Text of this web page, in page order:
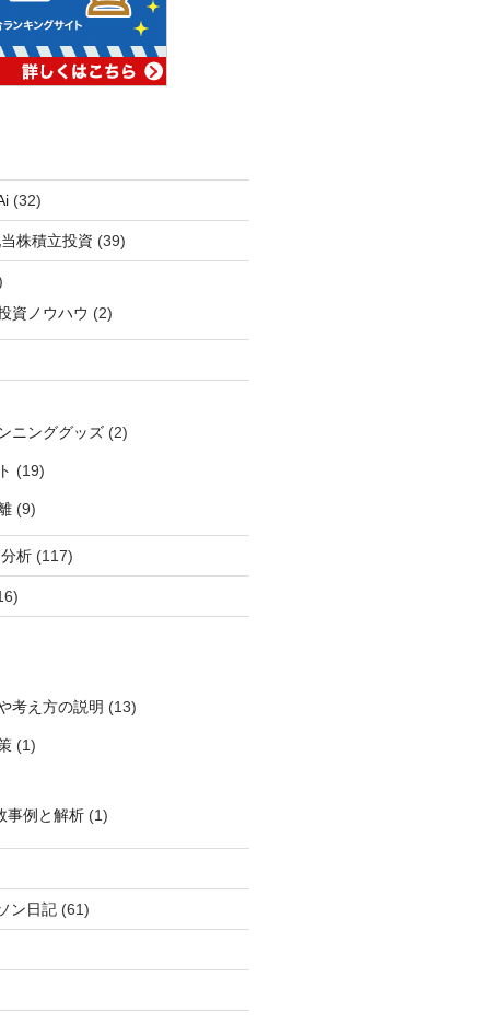
(32)
株積立投資 (39)
資ノウハウ (2)
ニンググッズ(2)
(19)
(9)
析(117)
考え方の説明 (13)
(1)
事例と解析(1)
ン日記(61)